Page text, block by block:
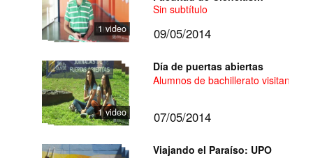
1 video
Sociales - UPO
Sin subtítulo
09/05/2014
1 video
Día de puertas abiertas
Alumnos de bachillerato visitan la
07/05/2014
Viajando el Paraíso: UPO